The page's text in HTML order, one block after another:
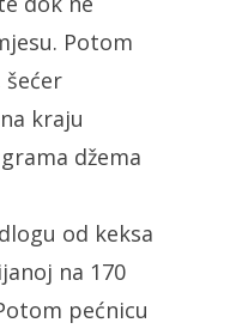
Potom
kraju
džema
od keksa
na 170
pećnicu